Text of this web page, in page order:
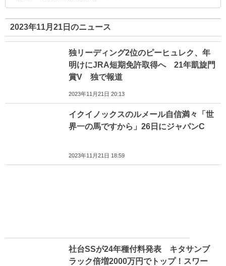
2023年11月21日のニュース
独リーディング2位のピーヒュレク、年
明けにJRA短期免許取得へ 21年凱旋門
賞V 独で報道
2023年11月21日 20:13
イクイノックスのルメール自信満々「世
界一の馬ですから」26日にジャパンC
2023年11月21日 18:59
社台SSが24年種付料発表 キタサンブ
ラック倍増2000万円でトップ！スワー